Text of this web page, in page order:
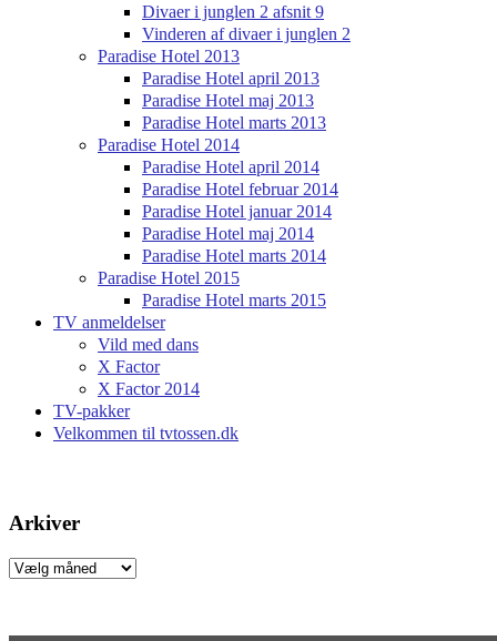
Divaer i junglen 2 afsnit 9
Vinderen af divaer i junglen 2
Paradise Hotel 2013
Paradise Hotel april 2013
Paradise Hotel maj 2013
Paradise Hotel marts 2013
Paradise Hotel 2014
Paradise Hotel april 2014
Paradise Hotel februar 2014
Paradise Hotel januar 2014
Paradise Hotel maj 2014
Paradise Hotel marts 2014
Paradise Hotel 2015
Paradise Hotel marts 2015
TV anmeldelser
Vild med dans
X Factor
X Factor 2014
TV-pakker
Velkommen til tvtossen.dk
Arkiver
Arkiver